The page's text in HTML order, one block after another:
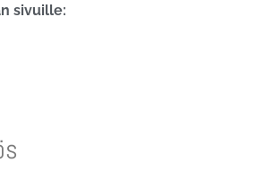
sivuille: